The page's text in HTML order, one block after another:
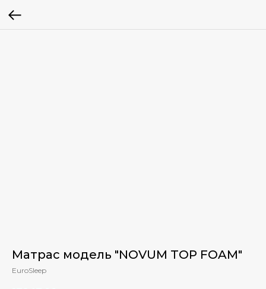
Матрас модель "NOVUM TOP FOAM"
EuroSleep